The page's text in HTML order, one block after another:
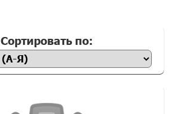
Сортировать по: